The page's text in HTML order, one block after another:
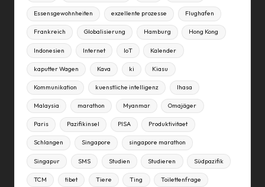
Essensgewohnheiten exzellente prozesse Flughafen
Frankreich Globalisierung Hamburg Hong Kong
Indonesien Internet IoT Kalender
kaputter Wagen Kava ki Kiasu
Kommunikation kuenstliche intelligenz lhasa
Malaysia marathon Myanmar Omajäger
Paris Pazifikinsel PISA Produktivitaet
Schlangen Singapore singapore marathon
Singapur SMS Studien Studieren Südpazifik
TCM tibet Tiere Ting Toilettenfrage